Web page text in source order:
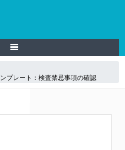
プレート：検査禁忌事項の確認